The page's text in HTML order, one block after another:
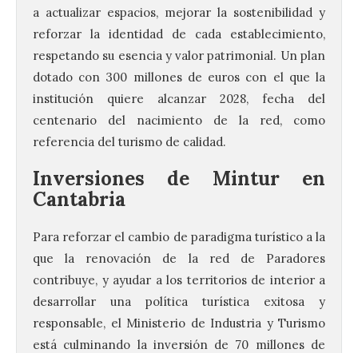
a actualizar espacios, mejorar la sostenibilidad y
reforzar la identidad de cada establecimiento,
respetando su esencia y valor patrimonial. Un plan
dotado con 300 millones de euros con el que la
institución quiere alcanzar 2028, fecha del
centenario del nacimiento de la red, como
referencia del turismo de calidad.
Inversiones de Mintur en
Cantabria
Para reforzar el cambio de paradigma turístico a la
que la renovación de la red de Paradores
contribuye, y ayudar a los territorios de interior a
desarrollar una política turística exitosa y
responsable, el Ministerio de Industria y Turismo
está culminando la inversión de 70 millones de